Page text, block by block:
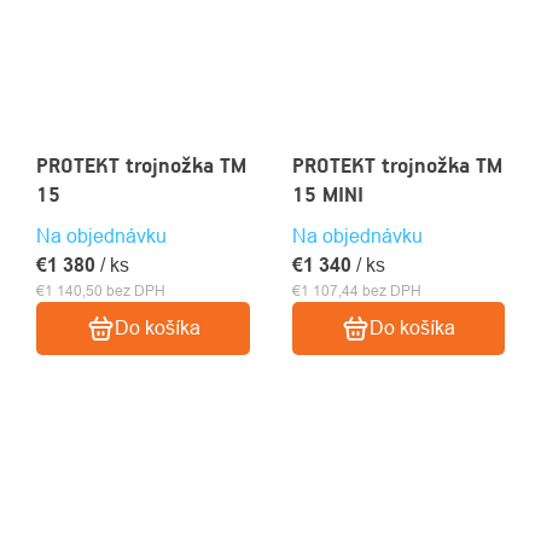
PROTEKT trojnožka TM
15
Na objednávku
€1 140,50 bez DPH
€1 380 / ks
Do košíka
PROTEKT trojnožka TM
15 MINI
Na objednávku
€1 107,44 bez DPH
€1 340 / ks
Do košíka